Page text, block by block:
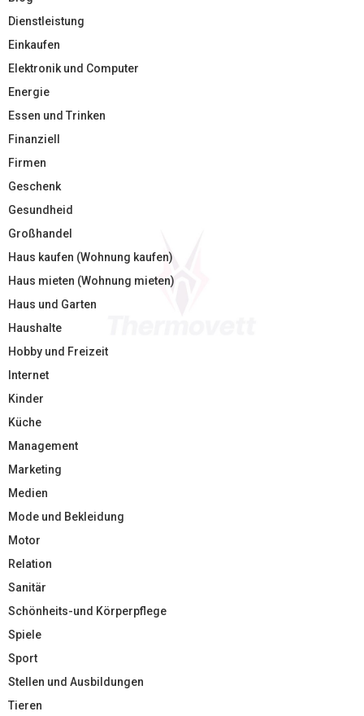
Dienstleistung
Einkaufen
Elektronik und Computer
Energie
Essen und Trinken
Finanziell
Firmen
Geschenk
Gesundheid
Großhandel
Haus kaufen (Wohnung kaufen)
Haus mieten (Wohnung mieten)
Haus und Garten
Haushalte
Hobby und Freizeit
Internet
Kinder
Küche
Management
Marketing
Medien
Mode und Bekleidung
Motor
Relation
Sanitär
Schönheits-und Körperpflege
Spiele
Sport
Stellen und Ausbildungen
Tieren